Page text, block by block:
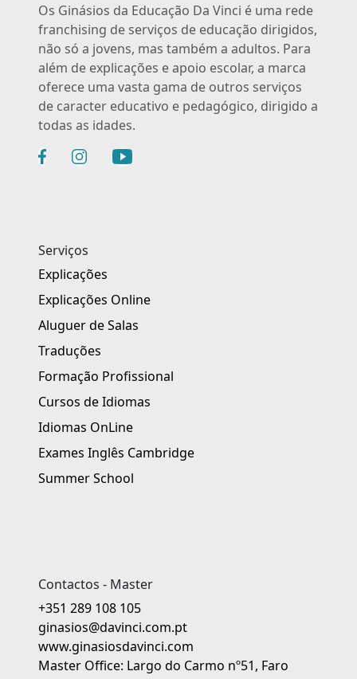
Os Ginásios da Educação Da Vinci é uma rede
franchising de serviços de educação dirigidos,
não só a jovens, mas também a adultos. Para
além de explicações e apoio escolar, a marca
oferece uma vasta gama de outros serviços
de caracter educativo e pedagógico, dirigido a
todas as idades.
Serviços
Explicações
Explicações Online
Aluguer de Salas
Traduções
Formação Profissional
Cursos de Idiomas
Idiomas OnLine
Exames Inglês Cambridge
Summer School
Contactos - Master
+351 289 108 105
ginasios@davinci.com.pt
www.ginasiosdavinci.com
Master Office: Largo do Carmo nº51, Faro